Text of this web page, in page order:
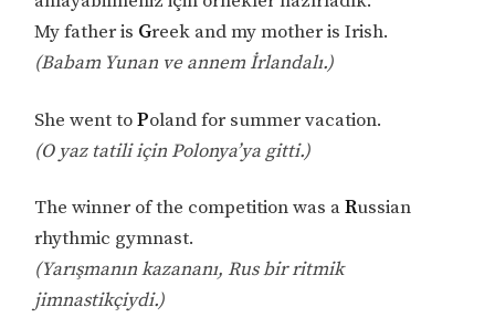
My father is Greek and my mother is Irish.
(Babam Yunan ve annem İrlandalı.)
She went toPoland for summer vacation.
(O yaz tatili için Polonya’ya gitti.)
The winner of the competition was aRussian
rhythmic gymnast.
(Yarışmanın kazananı, Rus bir ritmik
jimnastikçiydi.)